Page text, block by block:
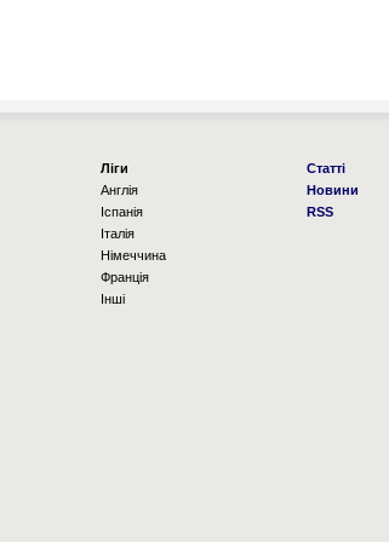
Ліги
Англія
Іспанія
Італія
Німеччина
Франція
Інші
Статті
Новини
RSS